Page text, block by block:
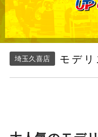
埼玉久喜店 モデリ